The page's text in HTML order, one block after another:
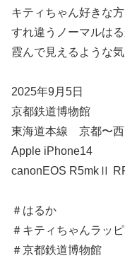
キティちゃん好きな
すれ違うノーマルは
霞んで見えるような気
2025年9月5日
京都鉄道博物館
東海道本線 京都〜西
Apple iPhone14
canonEOS R5mkⅡ
＃はるか
＃キティちゃんラッ
＃京都鉄道博物館